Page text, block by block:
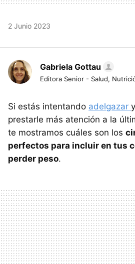
2 Junio 2023
Gabriela Gottau
Editora Senior - Salud,
Si estás intentando adelgazar
prestarle más atención a la
te mostramos cuáles son los
perfectos para incluir en tus
perder peso.